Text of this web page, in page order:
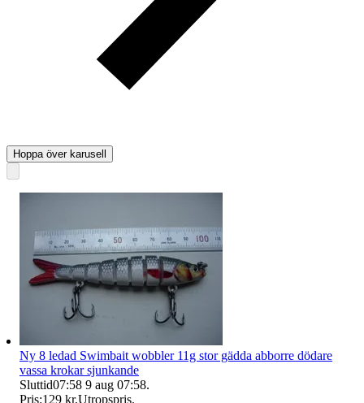
Hoppa över karusell
Ny 8 ledad Swimbait wobbler 11g stor gädda abborre dödare
vassa krokar sjunkande
Sluttid07:58 9 aug 07:58.
Pris:129 kr,Utropspris.